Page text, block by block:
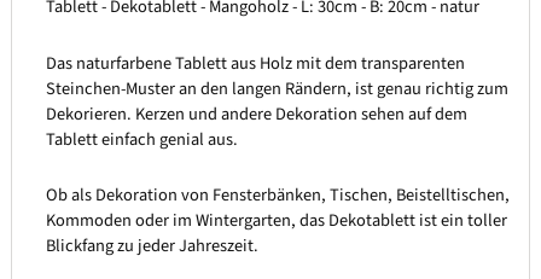
Tablett - Dekotablett - Mangoholz - L: 30cm - B: 20cm - natur
Das naturfarbene Tablett aus Holz mit dem transparenten
Steinchen-Muster an den langen Rändern, ist genau richtig zum
Dekorieren. Kerzen und andere Dekoration sehen auf dem
Tablett einfach genial aus.
Ob als Dekoration von Fensterbänken, Tischen, Beistelltischen,
Kommoden oder im Wintergarten, das Dekotablett ist ein toller
Blickfang zu jeder Jahreszeit.